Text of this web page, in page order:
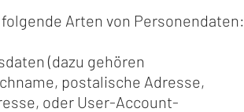
Arten von Personendaten:
(dazu gehören
postalische Adresse,
oder User-Account-